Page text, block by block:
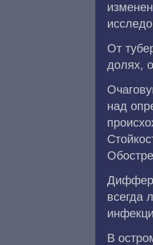
От
долях,
над
всегда
В